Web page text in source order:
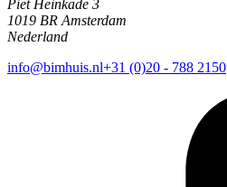
Piet Heinkade 3
1019 BR Amsterdam
Nederland
info@bimhuis.nl+31 (0)20 - 788 2150